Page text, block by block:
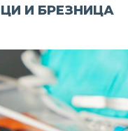
И БРЕЗНИЦА